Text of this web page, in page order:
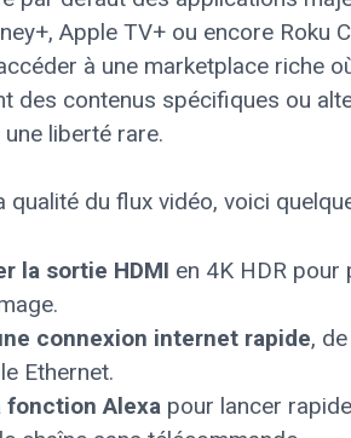
Apple TV+ ou encore Roku
à une marketplace riche
des contenus spécifiques ou
liberté rare.
qualité du flux vidéo, voici
la sortie HDMI en 4K HDR
connexion internet rapide,
Ethernet.
fonction Alexa pour lancer